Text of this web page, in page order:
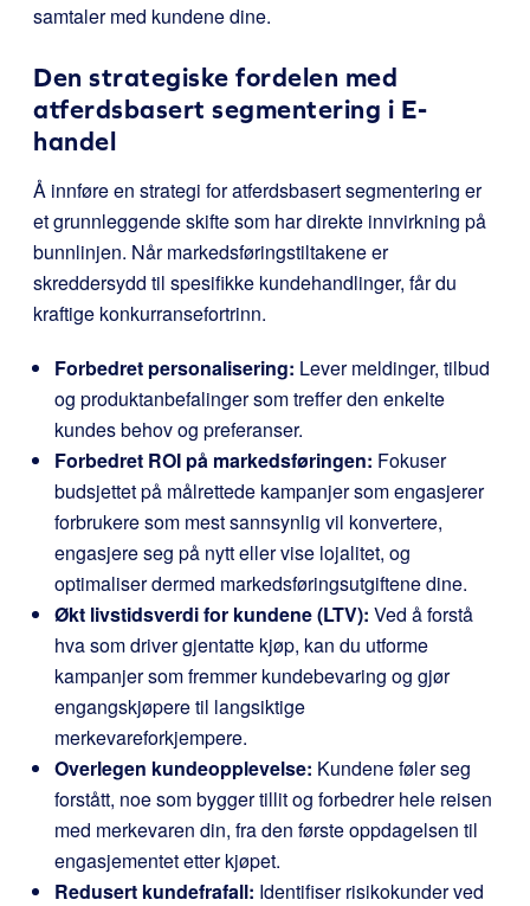
samtaler med kundene dine.
Den strategiske fordelen med
atferdsbasert segmentering i E-
handel
Å innføre en strategi for atferdsbasert segmentering er
et grunnleggende skifte som har direkte innvirkning på
bunnlinjen. Når markedsføringstiltakene er
skreddersydd til spesifikke kundehandlinger, får du
kraftige konkurransefortrinn.
Forbedret personalisering: Lever meldinger, tilbud
og produktanbefalinger som treffer den enkelte
kundes behov og preferanser.
Forbedret ROI på markedsføringen: Fokuser
budsjettet på målrettede kampanjer som engasjerer
forbrukere som mest sannsynlig vil konvertere,
engasjere seg på nytt eller vise lojalitet, og
optimaliser dermed markedsføringsutgiftene dine.
Økt livstidsverdi for kundene (LTV): Ved å forstå
hva som driver gjentatte kjøp, kan du utforme
kampanjer som fremmer kundebevaring og gjør
engangskjøpere til langsiktige
merkevareforkjempere.
Overlegen kundeopplevelse: Kundene føler seg
forstått, noe som bygger tillit og forbedrer hele reisen
med merkevaren din, fra den første oppdagelsen til
engasjementet etter kjøpet.
Redusert kundefrafall: Identifiser risikokunder ved